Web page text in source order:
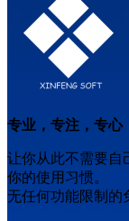
专业，专注，专心
让你从此不需要自
你的使用习惯。
无任何功能限制的